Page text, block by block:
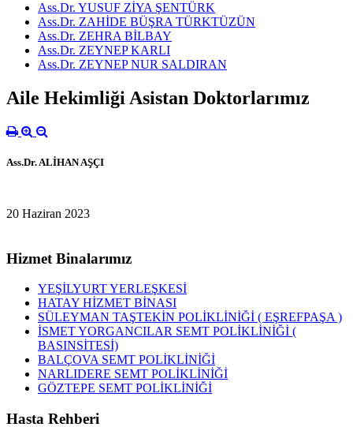
Ass.Dr. YUSUF ZİYA ŞENTÜRK
Ass.Dr. ZAHİDE BÜŞRA TÜRKTÜZÜN
Ass.Dr. ZEHRA BİLBAY
Ass.Dr. ZEYNEP KARLI
Ass.Dr. ZEYNEP NUR SALDIRAN
Aile Hekimliği Asistan Doktorlarımız
Ass.Dr. ALİHAN AŞÇI
20 Haziran 2023
Hizmet Binalarımız
YEŞİLYURT YERLEŞKESİ
HATAY HİZMET BİNASI
SÜLEYMAN TAŞTEKİN POLİKLİNİĞİ ( EŞREFPAŞA )
İSMET YORGANCILAR SEMT POLİKLİNİĞİ (
BASINSİTESİ)
BALÇOVA SEMT POLİKLİNİĞİ
NARLIDERE SEMT POLİKLİNİĞİ
GÖZTEPE SEMT POLİKLİNİĞİ
Hasta Rehberi